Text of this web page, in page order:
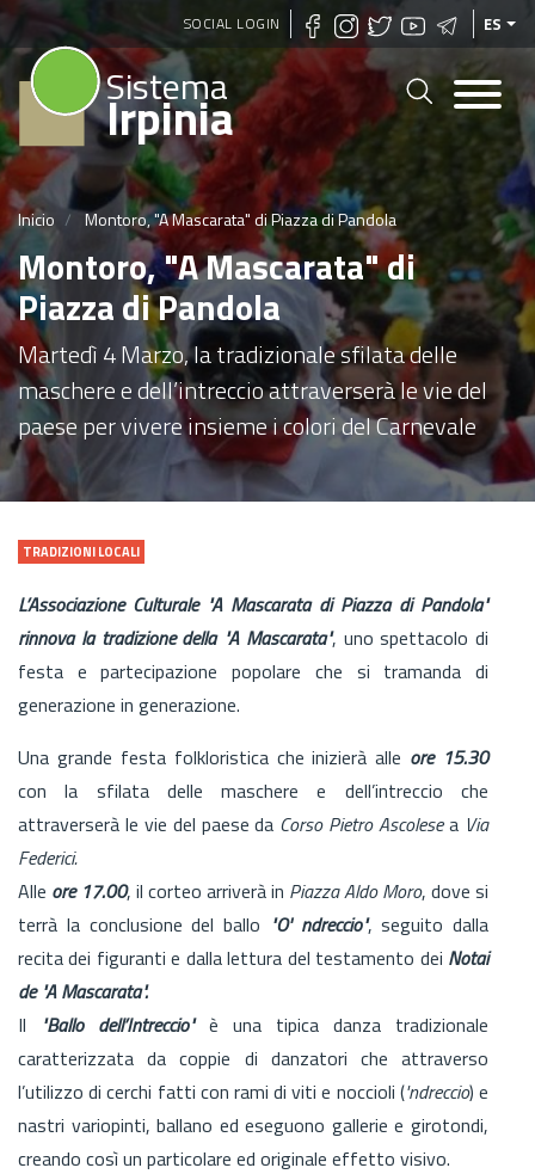
Pasar
al
contenido
principal
SOCIAL LOGIN ES
Sistema
Irpinia
Inicio Montoro, "A Mascarata" di Piazza di Pandola
Montoro, "A Mascarata" di
Piazza di Pandola
Martedì 4 Marzo, la tradizionale sfilata delle
maschere e dell’intreccio attraverserà le vie del
paese per vivere insieme i colori del Carnevale
TRADIZIONI LOCALI
L’Associazione Culturale "A Mascarata di Piazza di Pandola"
rinnova la tradizione della "A Mascarata", uno spettacolo di
festa e partecipazione popolare che si tramanda di
generazione in generazione.
Una grande festa folkloristica che inizierà alle ore 15.30
con la sfilata delle maschere e dell’intreccio che
attraverserà le vie del paese da Corso Pietro Ascolesea Via
Federici.
Alle ore 17.00, il corteo arriverà in Piazza Aldo Moro, dove si
terrà la conclusione del ballo "O' ndreccio", seguito dalla
recita dei figuranti e dalla lettura del testamento dei Notai
de "A Mascarata".
Il
"Ballo dell’Intreccio"è una tipica danza tradizionale
caratterizzata da coppie di danzatori che attraverso
l’utilizzo di cerchi fatti con rami di viti e noccioli ('ndreccio) e
nastri variopinti, ballano ed eseguono gallerie e girotondi,
creando così un particolare ed originale effetto visivo.